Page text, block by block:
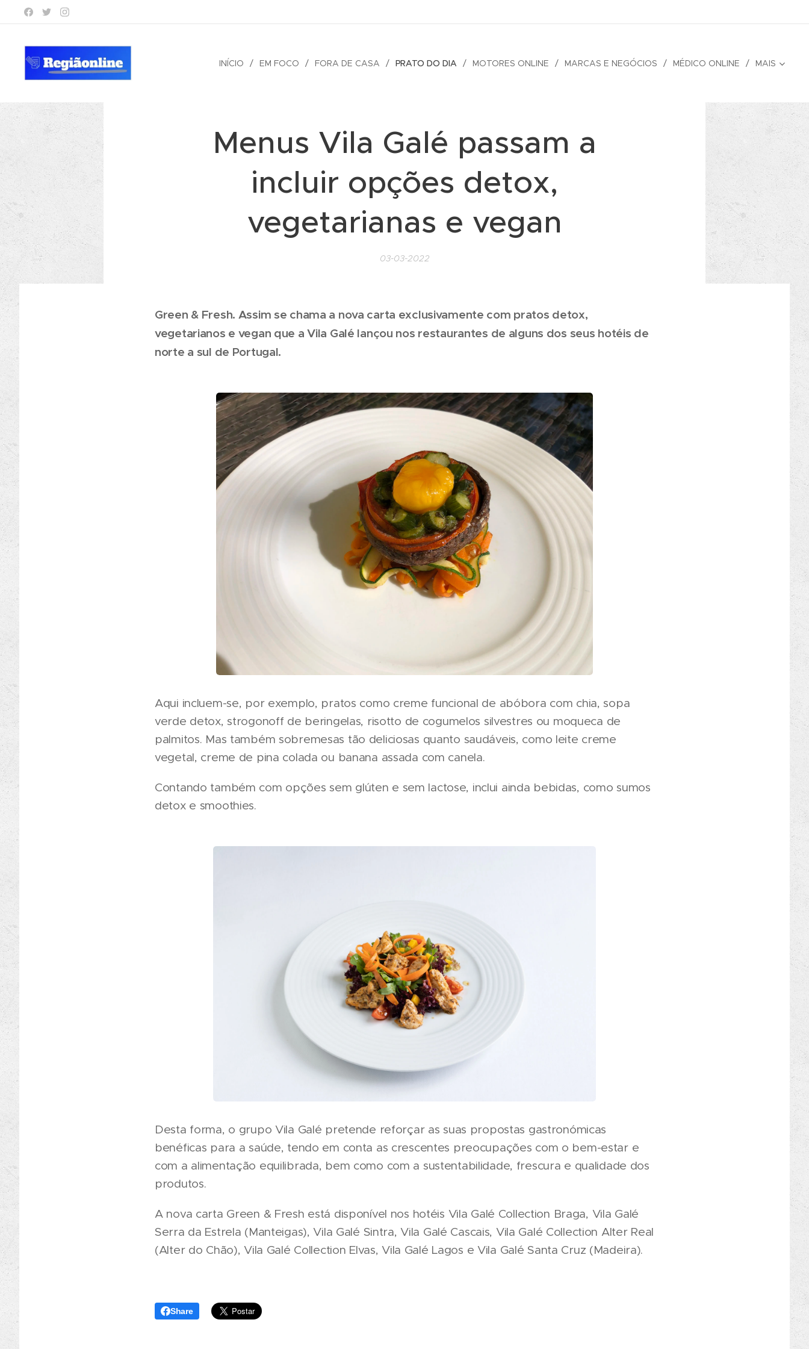
INÍCIO EM FOCO FORA DE CASA PRATO DO DIA MOTORES ONLINE MARCAS E NEGÓCIOS MÉDICO ONLINE MAIS
Menus Vila Galé passam a
incluir opções detox,
vegetarianas e vegan
03-03-2022
Green & Fresh. Assim se chama a nova carta exclusivamente com pratos detox,
vegetarianos e vegan que a Vila Galé lançou nos restaurantes de alguns dos seus hotéis de
norte a sul de Portugal.
Aqui incluem-se, por exemplo, pratos como creme funcional de abóbora com chia, sopa
verde detox, strogonoff de beringelas, risotto de cogumelos silvestres ou moqueca de
palmitos. Mas também sobremesas tão deliciosas quanto saudáveis, como leite creme
vegetal, creme de pina colada ou banana assada com canela.
Contando também com opções sem glúten e sem lactose, inclui ainda bebidas, como sumos
detox e smoothies.
Desta forma, o grupo Vila Galé pretende reforçar as suas propostas gastronómicas
benéficas para a saúde, tendo em conta as crescentes preocupações com o bem-estar e
com a alimentação equilibrada, bem como com a sustentabilidade, frescura e qualidade dos
produtos.
A nova carta Green & Fresh está disponível nos hotéis Vila Galé Collection Braga, Vila Galé
Serra da Estrela (Manteigas), Vila Galé Sintra, Vila Galé Cascais, Vila Galé Collection Alter Real
(Alter do Chão), Vila Galé Collection Elvas, Vila Galé Lagos e Vila Galé Santa Cruz (Madeira).
Share